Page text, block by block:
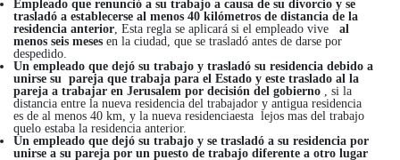
Empleado que renunció a su trabajo a causa de su divorcio y se
trasladó a establecerse al menos 40 kilómetros de distancia de la
residencia anterior, Esta regla se aplicará si el empleado vive
al
menos seis meses en la ciudad, que se trasladó antes de darse por
despedido.
Un empleado que dejó su trabajo y trasladó su residencia debido a
unirse su pareja que trabaja para el Estado y este traslado al la
pareja a trabajar en Jerusalem por decisión del gobierno , si la
distancia entre la nueva residencia del trabajador y antigua residencia
es de al menos 40 km, y la nueva residenciaesta lejos mas del trabajo
quelo estaba la residencia anterior.
Un empleado que dejó su trabajo y se trasladó a su residencia por
unirse a su pareja por un puesto de trabajo diferente a otro lugar